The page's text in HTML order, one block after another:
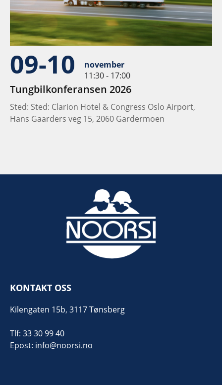
09-10
november
11:30 - 17:00
Tungbilkonferansen 2026
Sted: Sted: Clarion Hotel & Congress Oslo Airport,
Hans Gaarders veg 15, 2060 Gardermoen
KONTAKT OSS
Kilengaten 15b, 3117 Tønsberg
Tlf: 33 30 99 40
Epost: info@noorsi.no